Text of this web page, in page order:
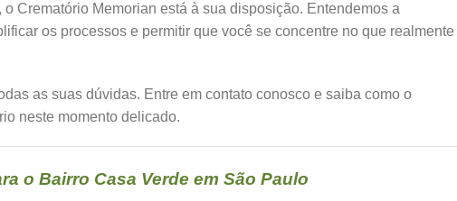
Crematório Memorian está à sua disposição. Entendemos a
os processos e permitir que você se concentre no que realmente
as suas dúvidas. Entre em contato conosco e saiba como o
neste momento delicado.
o Bairro Casa Verde em São Paulo